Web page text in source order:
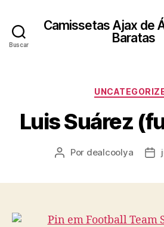
Buscar
Camissetas Ajax de
Baratas
Luis Suárez
Autor
Por dealcoolya